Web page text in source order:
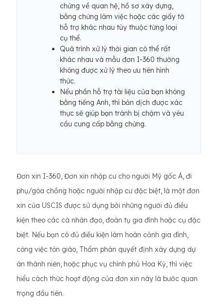
chứng về quan hệ, hồ sơ xây dựng,
bằng chứng làm việc hoặc các giấy tờ
hỗ trợ khác nhau tùy thuộc từng loại
cụ thể.
Quá trình xử lý thời gian có thể rất
khác nhau và mẫu đơn I-360 thường
không được xử lý theo ưu tiên hình
thức.
Nếu phần hỗ trợ tài liệu của bạn không
bằng tiếng Anh, thì bản dịch được xác
thực sẽ giúp bạn tránh bị chậm và yêu
cầu cung cấp bằng chứng.
Đơn xin I-360, Đơn xin nhập cư cho người Mỹ gốc Á, đi
phụ/góa chồng hoặc người nhập cư đặc biệt, là một đơn
xin của USCIS được sử dụng bởi những người đủ điều
kiện theo các cá nhân đạo, đoàn tụ gia đình hoặc cụ đặc
biệt. Nếu bạn có đủ điều kiện làm hoàn cảnh gia đình,
công việc tôn giáo, Thẩm phán quyết định xây dựng dự
án thành niên, hoặc phục vụ chính phủ Hoa Kỳ, thì việc
hiểu cách thức hoạt động của đơn xin này là bước quan
trọng đầu tiên.